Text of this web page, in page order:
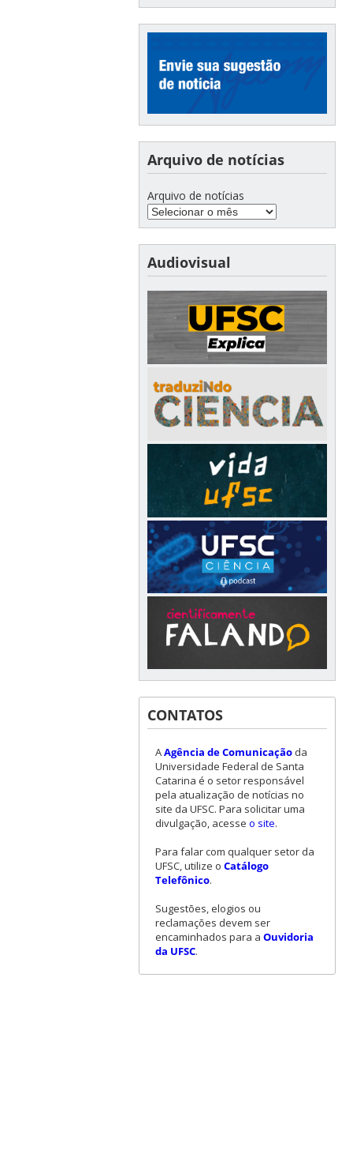
Arquivo de notícias
Arquivo de notícias
Audiovisual
CONTATOS
AAgência de Comunicaçãoda
Universidade Federal de Santa
Catarina é o setor responsável
pela atualização de notícias no
site da UFSC. Para solicitar uma
divulgação, acesse o site.
Para falar com qualquer setor da
UFSC, utilize o Catálogo
Telefônico.
Sugestões, elogios ou
reclamações devem ser
encaminhados para a Ouvidoria
da UFSC.